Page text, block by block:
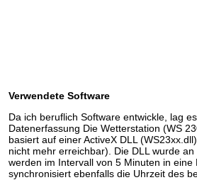
Verwendete Software
Da ich beruflich Software entwickle, lag
Datenerfassung Die Wetterstation (WS
basiert auf einer ActiveX DLL
nicht mehr erreichbar). Die DLL wurde
werden im Intervall von 5 Minuten in
synchronisiert ebenfalls die Uhrzeit des